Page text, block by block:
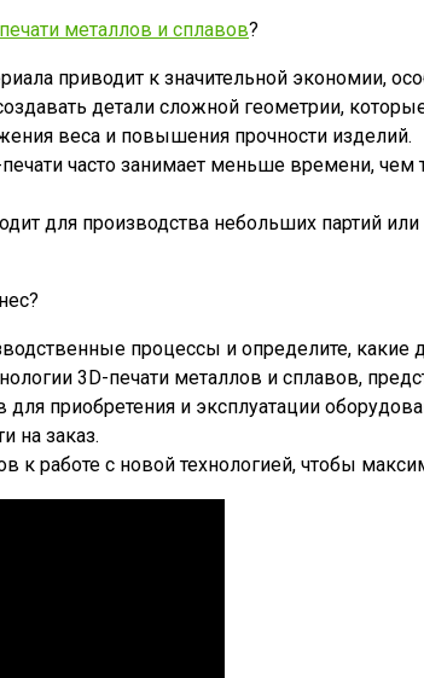
металлов и сплавов?
приводит к значительной экономии,
детали сложной геометрии,
веса и повышения прочности изделий.
часто занимает меньше времени,
для производства небольших партий
процессы и определите,
3D-печати металлов и сплавов,
для приобретения и эксплуатации
на заказ.
к работе с новой технологией, чтобы